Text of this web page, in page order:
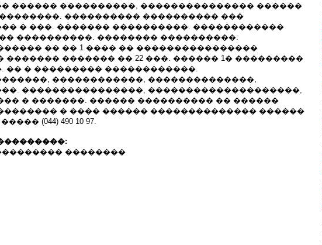
������ ����������, ��������������� ������
���������� ���������� ���
� ���. ������� ����������. ������������
����������. �������� ����������:
�� �� 1 ���� �� ����������������
������� �� 22 ���. ������ 1� ���������
�� � ��������� ������������.
������������, ��������������,
����������������, ��������������������,
� �������. ������ ���������� �� ������
� �������� � ���� ������ �������������� ������
(044) 490 10 97.
���������� ��������